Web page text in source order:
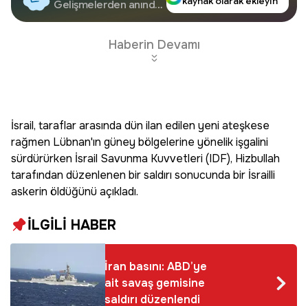
Google'da Takip
Edin
Gelişmelerden anında
Haberin Devamı
İsrail, taraflar arasında dün ilan edilen yeni ateşkese
rağmen Lübnan'ın güney bölgelerine yönelik işgalini
sürdürürken İsrail Savunma Kuvvetleri (IDF), Hizbullah
tarafından düzenlenen bir saldırı sonucunda bir İsrailli
askerin öldüğünü açıkladı.
İLGİLİ HABER
İran basını: ABD’ye
ait savaş gemisine
saldırı düzenlendi